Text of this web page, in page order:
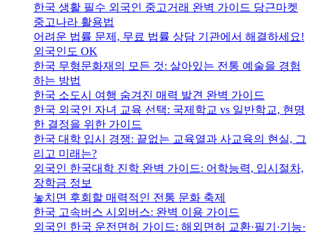
한국 생활 필수 외국인 중고거래 완벽 가이드 당근마켓
중고나라 활용법
어려운 법률 문제, 무료 법률 상담 기관에서 해결하세요!
외국인도 OK
한국 무형문화재의 모든 것: 살아있는 전통 예술을 경험
하는 방법
한국 소도시 여행 숨겨진 매력 발견 완벽 가이드
한국 외국인 자녀 교육 선택: 국제학교 vs 일반학교, 현명
한 결정을 위한 가이드
한국 대학 입시 경쟁: 끝없는 교육열과 사교육의 현실, 그
리고 미래는?
외국인 한국대학 진학 완벽 가이드: 어학능력, 입시절차,
장학금 정보
놓치면 후회할 매력적인 전통 문화 축제
한국 고속버스 시외버스: 완벽 이용 가이드
외국인 한국 운전면허 가이드: 해외면허 교환·필기·기능·